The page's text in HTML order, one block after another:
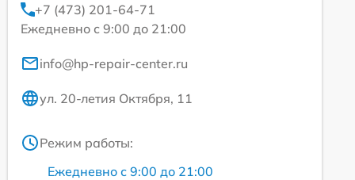
+7 (473) 201-64-71
Ежедневно с 9:00 до 21:00
info@hp-repair-center.ru
ул. 20-летия Октября, 11
Режим работы:
Ежедневно с 9:00 до 21:00